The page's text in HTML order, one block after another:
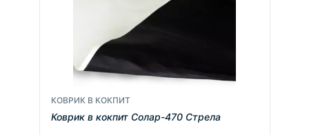
КОВРИК В КОКПИТ
Коврик в кокпит Солар-470 Стрела